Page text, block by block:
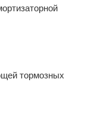
тормозных